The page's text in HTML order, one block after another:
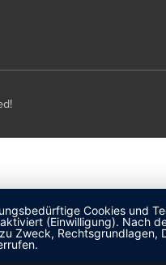
Cookies und
(Einwilligung). Nach
Zweck,